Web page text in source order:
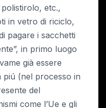
etc.,
in vetro di riciclo,
pagare i sacchetti
in primo luogo
già essere
piú (nel processo in
del
come l’Ue e gli